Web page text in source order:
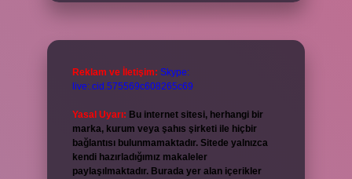
Reklam ve İletişim: Skype:
live:.cid.575569c608265c69
Yasal Uyarı: Bu internet sitesi, herhangi bir
marka, kurum veya şahıs şirketi ile hiçbir
bağlantısı bulunmamaktadır. Sitede yalnızca
kendi hazırladığımız makaleler
paylaşılmaktadır. Burada yer alan içerikler